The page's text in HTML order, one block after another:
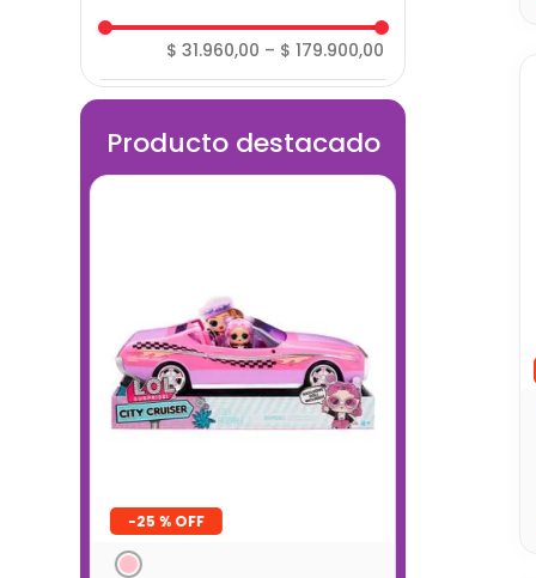
Formula 1$ 31.960,00 – $ 179.900,00
Producto destacado
-25 %